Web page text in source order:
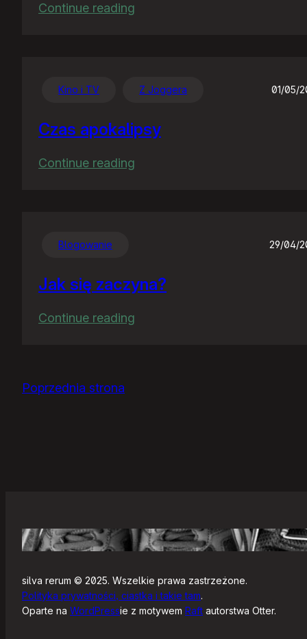
Continue reading
Kino i TV Z Joggera 01/05/
Czas apokalipsy
Continue reading
Blogowanie 29/04/
Jak się zaczyna?
Continue reading
Poprzednia strona
silva rerum © 2025. Wszelkie prawa zastrzeżone.
Polityka prywatności, ciastka i takie tam.
Oparte na WordPressie z motywem Raft autorstwa Otter.